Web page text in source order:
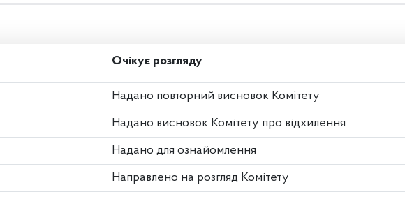
Очікує розгляду
Надано повторний висновок Комітету
Надано висновок Комітету про відхилення
Надано для ознайомлення
Направлено на розгляд Комітету